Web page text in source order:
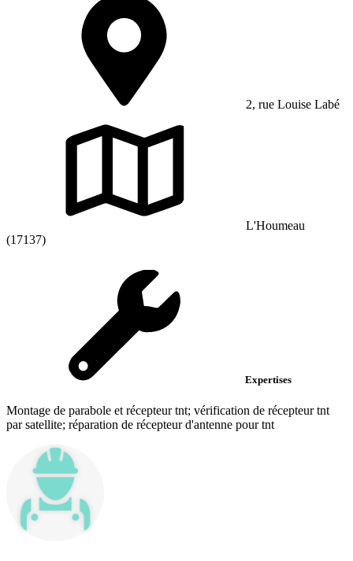
2, rue Louise Labé
L'Houmeau
(17137)
Expertises
Montage de parabole et récepteur tnt; vérification de récepteur tnt
par satellite; réparation de récepteur d'antenne pour tnt